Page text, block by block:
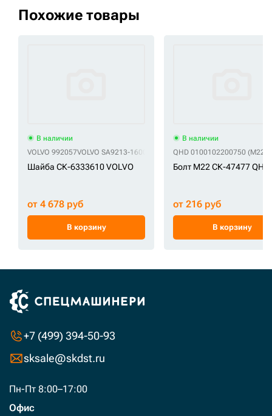
Похожие товары
В наличии
VOLVO 992057VOLVO SA9213-16000
Шайба СК-6333610 VOLVO
от 4 678 руб
В корзину
В наличии
QHD 0100102200750
Болт M22 СК-47477 QHD
от 216 руб
В корзину
+7 (499) 394-50-93
sksale@skdst.ru
Пн-Пт 8:00–17:00
Офис